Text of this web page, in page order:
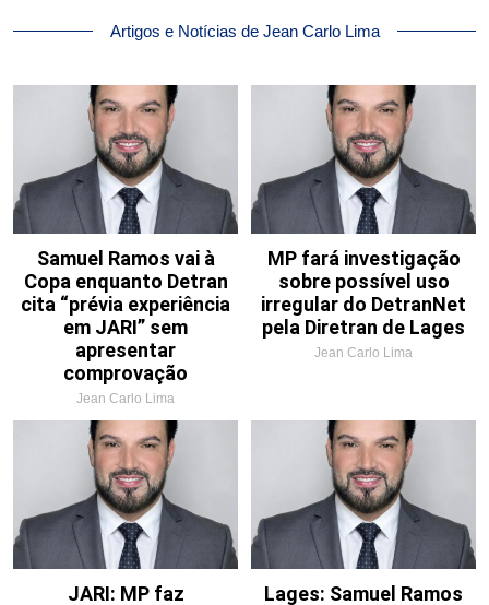
Artigos e Notícias de Jean Carlo Lima
Samuel Ramos vai à
Copa enquanto Detran
cita “prévia experiência
em JARI” sem
apresentar
comprovação
Jean Carlo Lima
MP fará investigação
sobre possível uso
irregular do DetranNet
pela Diretran de Lages
Jean Carlo Lima
JARI: MP faz
Lages: Samuel Ramos